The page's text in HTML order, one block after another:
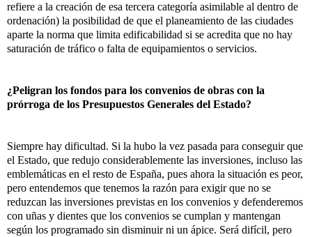
refiere a la creación de esa tercera categoría asimilable al dentro de
ordenación) la posibilidad de que el planeamiento de las ciudades
aparte la norma que limita edificabilidad si se acredita que no hay
saturación de tráfico o falta de equipamientos o servicios.
¿Peligran los fondos para los convenios de obras con la
prórroga de los Presupuestos Generales del Estado?
Siempre hay dificultad. Si la hubo la vez pasada para conseguir que
el Estado, que redujo considerablemente las inversiones, incluso las
emblemáticas en el resto de España, pues ahora la situación es peor,
pero entendemos que tenemos la razón para exigir que no se
reduzcan las inversiones previstas en los convenios y defenderemos
con uñas y dientes que los convenios se cumplan y mantengan
según los programado sin disminuir ni un ápice. Será difícil, pero